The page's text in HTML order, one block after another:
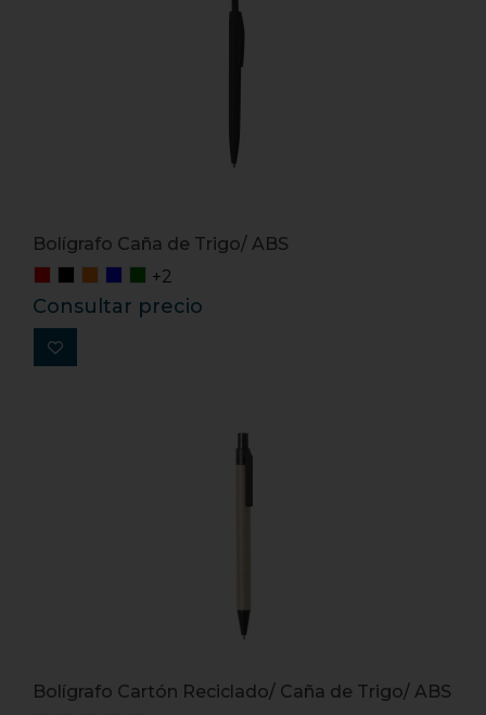
Bolígrafo Caña de Trigo/ ABS
+2
Consultar precio
Bolígrafo Cartón Reciclado/ Caña de Trigo/ ABS